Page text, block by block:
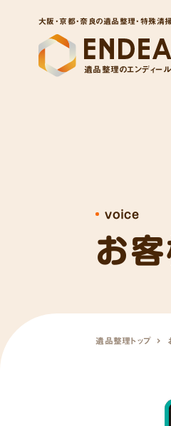
大阪・京都・奈良の遺品整理・特殊
遺品整理のエンディール
お客
voice
遺品整理トップ